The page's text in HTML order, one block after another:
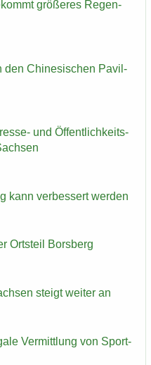
grö­ße­res Re­gen­
den Chi­ne­si­schen Pa­vil­
und Öf­fent­lich­keits­
kann ver­bes­sert wer­den
Orts­teil Borsberg
steigt wei­ter an
Ver­mitt­lung von Sport­